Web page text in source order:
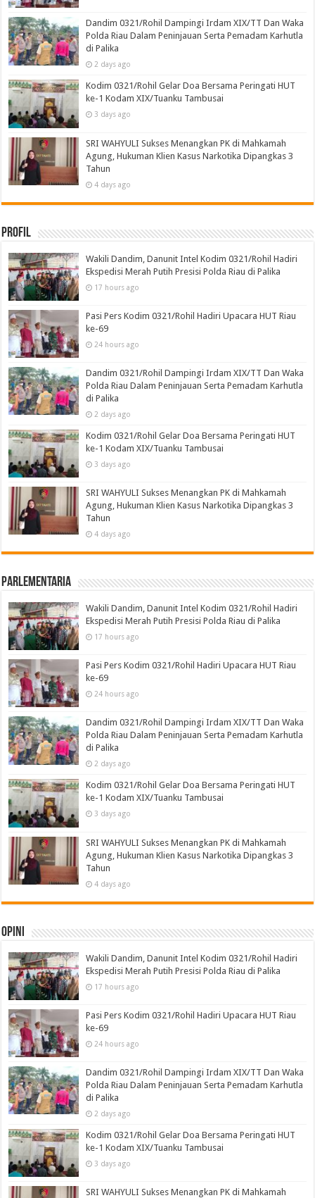
Dandim 0321/Rohil Dampingi Irdam XIX/TT Dan Waka
Polda Riau Dalam Peninjauan Serta Pemadam Karhutla
di Palika
2 days ago
Kodim 0321/Rohil Gelar Doa Bersama Peringati HUT
ke-1 Kodam XIX/Tuanku Tambusai
3 days ago
SRI WAHYULI Sukses Menangkan PK di Mahkamah
Agung, Hukuman Klien Kasus Narkotika Dipangkas 3
Tahun
4 days ago
Profil
Wakili Dandim, Danunit Intel Kodim 0321/Rohil Hadiri
Ekspedisi Merah Putih Presisi Polda Riau di Palika
17 hours ago
Pasi Pers Kodim 0321/Rohil Hadiri Upacara HUT Riau
ke-69
24 hours ago
Dandim 0321/Rohil Dampingi Irdam XIX/TT Dan Waka
Polda Riau Dalam Peninjauan Serta Pemadam Karhutla
di Palika
2 days ago
Kodim 0321/Rohil Gelar Doa Bersama Peringati HUT
ke-1 Kodam XIX/Tuanku Tambusai
3 days ago
SRI WAHYULI Sukses Menangkan PK di Mahkamah
Agung, Hukuman Klien Kasus Narkotika Dipangkas 3
Tahun
4 days ago
Parlementaria
Wakili Dandim, Danunit Intel Kodim 0321/Rohil Hadiri
Ekspedisi Merah Putih Presisi Polda Riau di Palika
17 hours ago
Pasi Pers Kodim 0321/Rohil Hadiri Upacara HUT Riau
ke-69
24 hours ago
Dandim 0321/Rohil Dampingi Irdam XIX/TT Dan Waka
Polda Riau Dalam Peninjauan Serta Pemadam Karhutla
di Palika
2 days ago
Kodim 0321/Rohil Gelar Doa Bersama Peringati HUT
ke-1 Kodam XIX/Tuanku Tambusai
3 days ago
SRI WAHYULI Sukses Menangkan PK di Mahkamah
Agung, Hukuman Klien Kasus Narkotika Dipangkas 3
Tahun
4 days ago
Opini
Wakili Dandim, Danunit Intel Kodim 0321/Rohil Hadiri
Ekspedisi Merah Putih Presisi Polda Riau di Palika
17 hours ago
Pasi Pers Kodim 0321/Rohil Hadiri Upacara HUT Riau
ke-69
24 hours ago
Dandim 0321/Rohil Dampingi Irdam XIX/TT Dan Waka
Polda Riau Dalam Peninjauan Serta Pemadam Karhutla
di Palika
2 days ago
Kodim 0321/Rohil Gelar Doa Bersama Peringati HUT
ke-1 Kodam XIX/Tuanku Tambusai
3 days ago
SRI WAHYULI Sukses Menangkan PK di Mahkamah